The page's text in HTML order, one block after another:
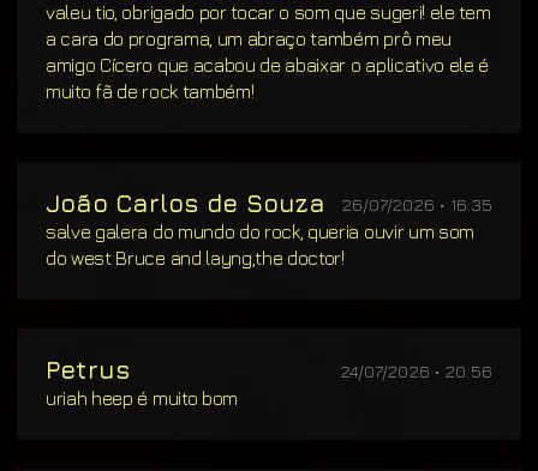
valeu tio, obrigado por tocar o som que sugeri! ele tem
a cara do programa, um abraço também prô meu
amigo Cícero que acabou de abaixar o aplicativo ele é
muito fã de rock também!
João Carlos de Souza 26/07/2026 • 16:35
salve galera do mundo do rock, queria ouvir um som
do west Bruce and layng,the doctor!
Petrus 24/07/2026 • 20:56
uriah heep é muito bom